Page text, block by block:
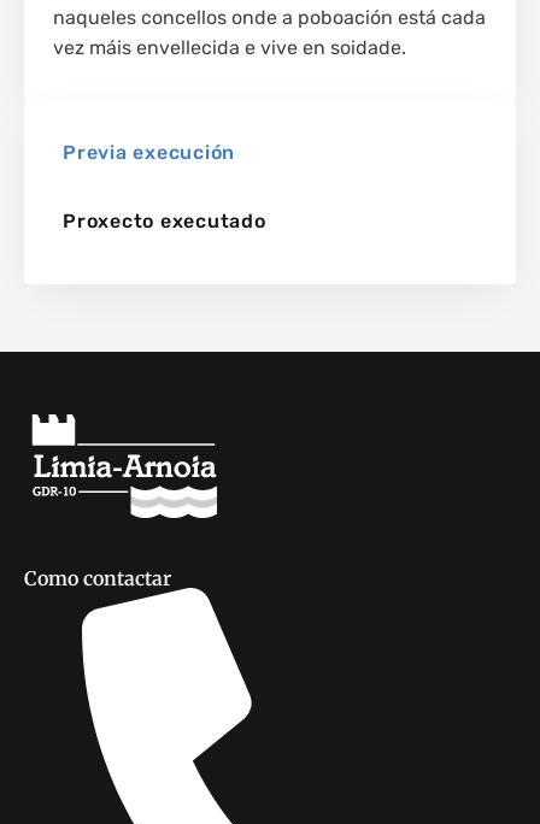
naqueles concellos onde a poboación está cada
vez máis envellecida e vive en soidade.
Previa execución
Proxecto executado
Como contactar